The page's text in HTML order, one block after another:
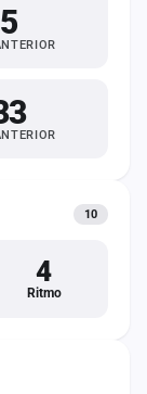
5
10
4
Ritmo